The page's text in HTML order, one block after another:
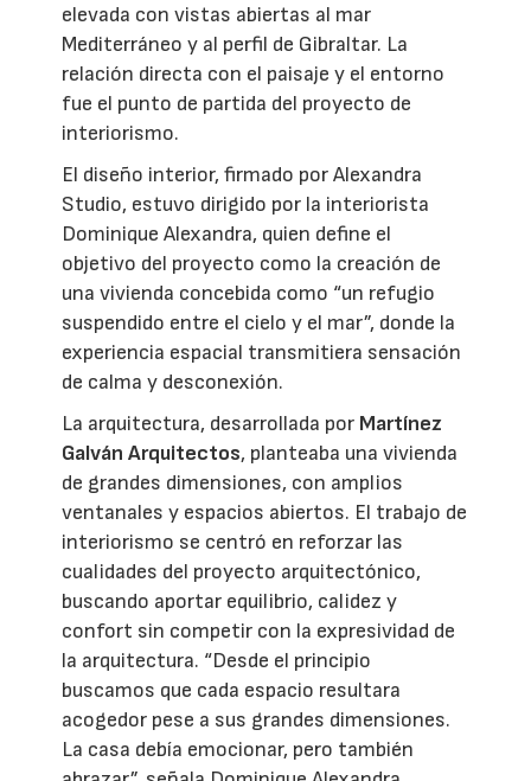
elevada con vistas abiertas al mar
Mediterráneo y al perfil de Gibraltar. La
relación directa con el paisaje y el entorno
fue el punto de partida del proyecto de
interiorismo.
El diseño interior, firmado por Alexandra
Studio, estuvo dirigido por la interiorista
Dominique Alexandra, quien define el
objetivo del proyecto como la creación de
una vivienda concebida como “un refugio
suspendido entre el cielo y el mar”, donde la
experiencia espacial transmitiera sensación
de calma y desconexión.
La arquitectura, desarrollada por Martínez
Galván Arquitectos, planteaba una vivienda
de grandes dimensiones, con amplios
ventanales y espacios abiertos. El trabajo de
interiorismo se centró en reforzar las
cualidades del proyecto arquitectónico,
buscando aportar equilibrio, calidez y
confort sin competir con la expresividad de
la arquitectura. “Desde el principio
buscamos que cada espacio resultara
acogedor pese a sus grandes dimensiones.
La casa debía emocionar, pero también